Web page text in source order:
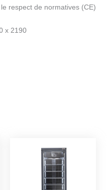
respect de normatives (CE)
x 2190